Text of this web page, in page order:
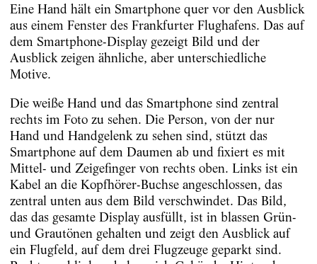
Eine Hand hält ein Smartphone quer vor den Ausblick
aus einem Fenster des Frankfurter Flughafens. Das auf
dem Smartphone-Display gezeigt Bild und der
Ausblick zeigen ähnliche, aber unterschiedliche
Motive.
Die weiße Hand und das Smartphone sind zentral
rechts im Foto zu sehen. Die Person, von der nur
Hand und Handgelenk zu sehen sind, stützt das
Smartphone auf dem Daumen ab und fixiert es mit
Mittel- und Zeigefinger von rechts oben. Links ist ein
Kabel an die Kopfhörer-Buchse angeschlossen, das
zentral unten aus dem Bild verschwindet. Das Bild,
das das gesamte Display ausfüllt, ist in blassen Grün-
und Grautönen gehalten und zeigt den Ausblick auf
ein Flugfeld, auf dem drei Flugzeuge geparkt sind.